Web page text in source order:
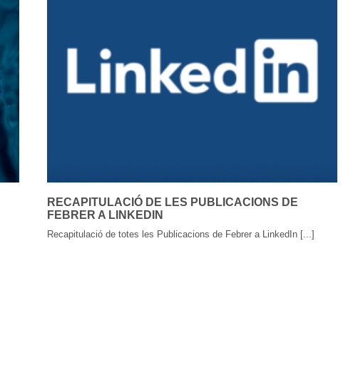
RECAPITULACIÓ DE LES PUBLICACIONS DE
FEBRER A LINKEDIN
Recapitulació de totes les Publicacions de Febrer a LinkedIn [...]